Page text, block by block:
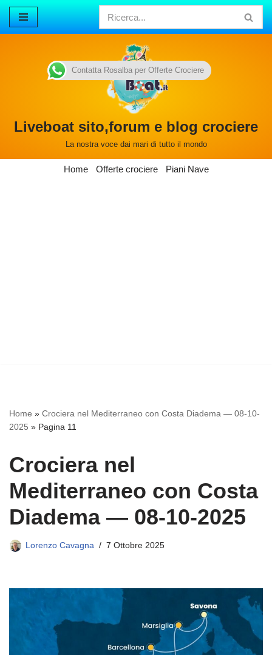
Vai
Liveboat sito,forum e blog crociere
La nostra voce dai mari di tutto il mondo
Home Offerte crociere Piani Nave
Home » Crociera nel Mediterraneo con Costa Diadema — 08-10-
2025 » Pagina 11
Crociera nel
Mediterraneo con Costa
Diadema — 08-10-2025
Lorenzo Cavagna 7 Ottobre 2025
Contatta Rosalba per Offerte Crociere